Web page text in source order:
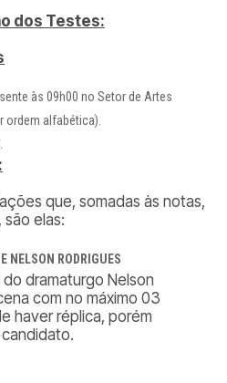
dos Testes:
às 09h00 no Setor de Artes
ordem alfabética).
que, somadas às notas,
elas:
NELSON RODRIGUES
dramaturgo Nelson
com no máximo 03
haver réplica, porém